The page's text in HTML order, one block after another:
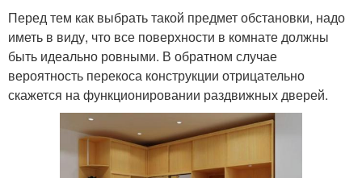
Перед тем как выбрать такой предмет обстановки, надо
иметь в виду, что все поверхности в комнате должны
быть идеально ровными. В обратном случае
вероятность перекоса конструкции отрицательно
скажется на функционировании раздвижных дверей.